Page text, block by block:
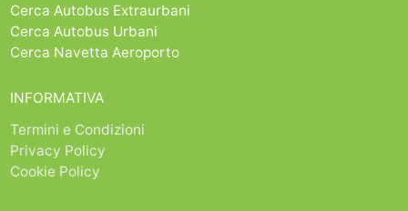
Cerca Autobus Extraurbani
Cerca Autobus Urbani
Cerca Navetta Aeroporto
INFORMATIVA
Termini e Condizioni
Privacy Policy
Cookie Policy